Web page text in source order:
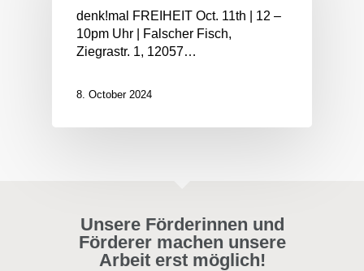
denk!mal FREIHEIT Oct. 11th | 12 –
10pm Uhr | Falscher Fisch,
Ziegrastr. 1, 12057…
8. October 2024
Unsere Förderinnen und
Förderer machen unsere
Arbeit erst möglich!